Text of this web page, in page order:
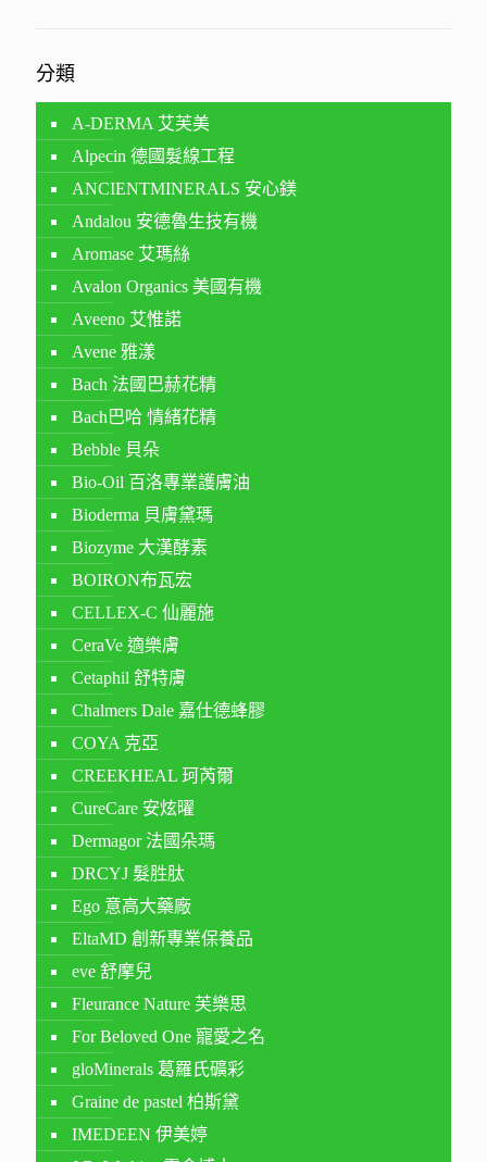
分類
A-DERMA 艾芙美
Alpecin 德國髮線工程
ANCIENTMINERALS 安心鎂
Andalou 安德魯生技有機
Aromase 艾瑪絲
Avalon Organics 美國有機
Aveeno 艾惟諾
Avene 雅漾
Bach 法國巴赫花精
Bach巴哈 情緒花精
Bebble 貝朵
Bio-Oil 百洛專業護膚油
Bioderma 貝膚黛瑪
Biozyme 大漢酵素
BOIRON布瓦宏
CELLEX-C 仙麗施
CeraVe 適樂膚
Cetaphil 舒特膚
Chalmers Dale 嘉仕德蜂膠
COYA 克亞
CREEKHEAL 珂芮爾
CureCare 安炫曜
Dermagor 法國朵瑪
DRCYJ 髮胜肽
Ego 意高大藥廠
EltaMD 創新專業保養品
eve 舒摩兒
Fleurance Nature 芙樂思
For Beloved One 寵愛之名
gloMinerals 葛羅氏礦彩
Graine de pastel 柏斯黛
IMEDEEN 伊美婷